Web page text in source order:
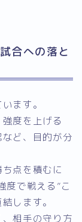
合への落と
ます。
度を上げる
ど、目的が分
点を積むに
度で戦える”こ
します。
相手の守り方